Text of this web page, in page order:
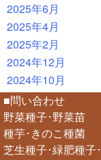
2025年6月
2025年4月
2025年2月
2024年12月
2024年10月
■問い合わせ
野菜種子･野菜苗
種芋･きのこ種菌
芝生種子･緑肥種子